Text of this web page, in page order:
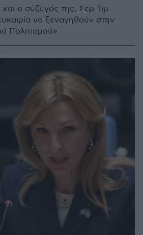
και ο σύζυγός της, Σερ Τιμ
να ξεναγηθούν στην
Πολιτισμού»